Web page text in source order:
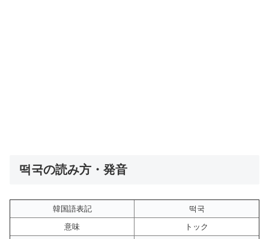
떡국の読み方・発音
韓国語表記
떡국
意味
トック